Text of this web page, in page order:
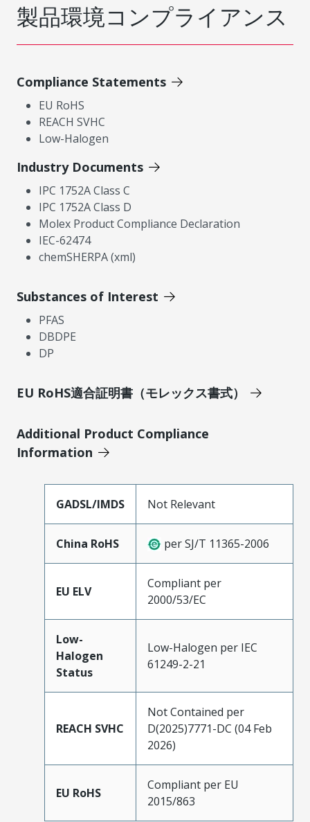
製品環境コンプライアンス
Compliance Statements
EU RoHS
REACH SVHC
Low-Halogen
Industry Documents
IPC 1752A Class C
IPC 1752A Class D
Molex Product Compliance Declaration
IEC-62474
chemSHERPA (xml)
Substances of Interest
PFAS
DBDPE
DP
EU RoHS適合証明書（モレックス書式）
Additional Product Compliance
Information
GADSL/IMDS Not Relevant
China RoHS per SJ/T 11365-2006
EU ELV
Compliant per
2000/53/EC
Low-
Halogen
Status
Low-Halogen per IEC
61249-2-21
REACH SVHC
Not Contained per
D(2025)7771-DC (04 Feb
2026)
EU RoHS
Compliant per EU
2015/863